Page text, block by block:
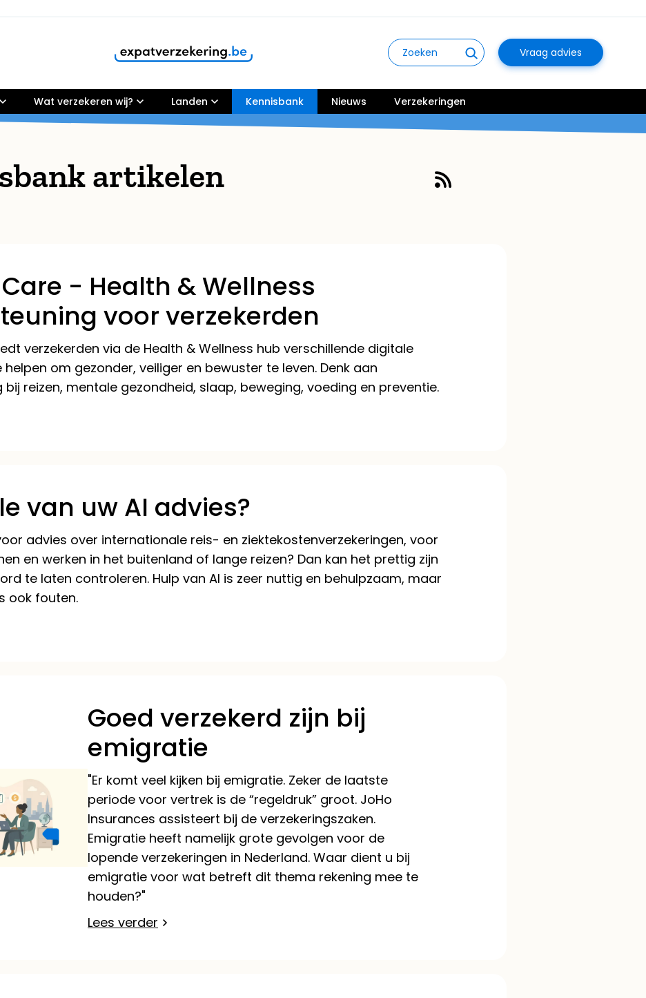
Vraag advies
Wat verzekeren wij? Landen Kennisbank Nieuws Verzekeringen
Klanten geven onze dienstverlening een
artikelen
- Health & Wellness
voor verzekerden
verzekerden via de Health & Wellness hub verschillende digitale
helpen om gezonder, veiliger en bewuster te leven. Denk aan
reizen, mentale gezondheid, slaap, beweging, voeding en preventie.
van uw AI advies?
advies over internationale reis- en ziektekostenverzekeringen, voor
en werken in het buitenland of lange reizen? Dan kan het prettig zijn
te laten controleren. Hulp van AI is zeer nuttig en behulpzaam, maar
ook fouten.
Goed verzekerd zijn bij
emigratie
"Er komt veel kijken bij emigratie. Zeker de laatste
periode voor vertrek is de “regeldruk” groot. JoHo
Insurances assisteert bij de verzekeringszaken.
Emigratie heeft namelijk grote gevolgen voor de
lopende verzekeringen in Nederland. Waar dient u bij
emigratie voor wat betreft dit thema rekening mee te
houden?"
Lees verder